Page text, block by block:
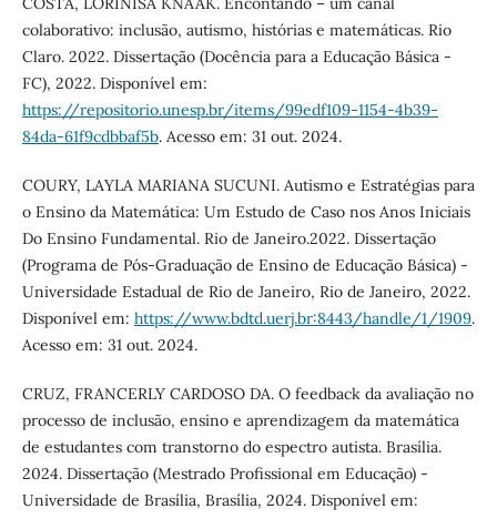
colaborativo: inclusão, autismo, histórias e matemáticas. Rio
Claro. 2022. Dissertação (Docência para a Educação Básica -
FC), 2022. Disponível em:
https://repositorio.unesp.br/items/99edf109-1154-4b39-
84da-61f9cdbbaf5b. Acesso em: 31 out. 2024.
COURY, LAYLA MARIANA SUCUNI. Autismo e Estratégias para
o Ensino da Matemática: Um Estudo de Caso nos Anos Iniciais
Do Ensino Fundamental. Rio de Janeiro.2022. Dissertação
(Programa de Pós-Graduação de Ensino de Educação Básica) -
Universidade Estadual de Rio de Janeiro, Rio de Janeiro, 2022.
Disponível em: https://www.bdtd.uerj.br:8443/handle/1/1909.
Acesso em: 31 out. 2024.
CRUZ, FRANCERLY CARDOSO DA. O feedback da avaliação no
processo de inclusão, ensino e aprendizagem da matemática
de estudantes com transtorno do espectro autista. Brasília.
2024. Dissertação (Mestrado Profissional em Educação) -
Universidade de Brasília, Brasília, 2024. Disponível em: